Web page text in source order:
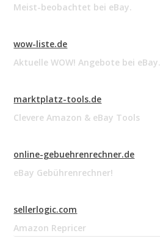
Meist-beobachtet bei eBay.
wow-liste.de
Aktuelle WOW! Angebote bei eBay.
marktplatz-tools.de
Clevere Amazon & eBay Tools
online-gebuehrenrechner.de
eBay Gebührenrechner!
sellerlogic.com
Amazon Repricer